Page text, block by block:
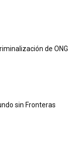
de ONG
sin Fronteras